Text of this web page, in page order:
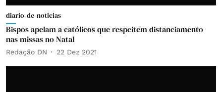
diario-de-noticias
Bispos apelam a católicos que respeitem distanciamento
nas missas no Natal
Redação DN 22 Dez 2021